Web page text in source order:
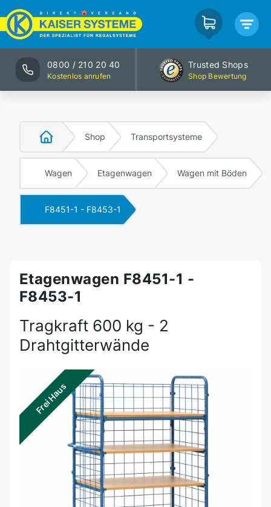
0800 / 210 20 40
Kostenlos anrufen
Trusted Shops
Shop Bewertung
Shop Transportsysteme
Wagen Etagenwagen Wagen mit Böden
F8451-1 - F8453-1
Etagenwagen F8451-1 -
F8453-1
Tragkraft 600 kg - 2
Drahtgitterwände
Frei Haus